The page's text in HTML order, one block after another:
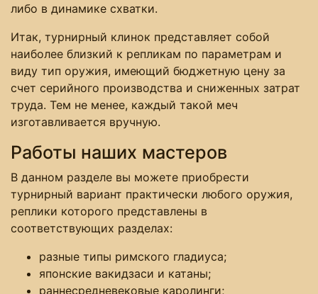
либо в динамике схватки.
Итак, турнирный клинок представляет собой
наиболее близкий к репликам по параметрам и
виду тип оружия, имеющий бюджетную цену за
счет серийного производства и сниженных затрат
труда. Тем не менее, каждый такой меч
изготавливается вручную.
Работы наших мастеров
В данном разделе вы можете приобрести
турнирный вариант практически любого оружия,
реплики которого представлены в
соответствующих разделах:
разные типы римского гладиуса;
японские вакидзаси и катаны;
раннесредневековые каролинги;